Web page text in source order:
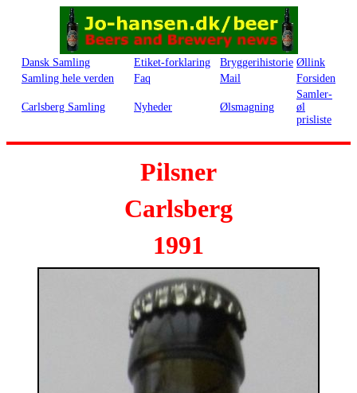
Dansk Samling Etiket-forklaring Bryggerihistorie Øllink
Samling hele verden
Faq Mail Forsiden
Carlsberg Samling Nyheder Ølsmagning
Samler-
øl
prisliste
Pilsner
Carlsberg
1991